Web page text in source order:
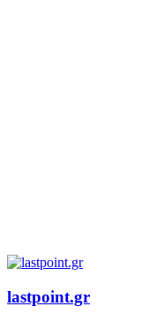
lastpoint.gr